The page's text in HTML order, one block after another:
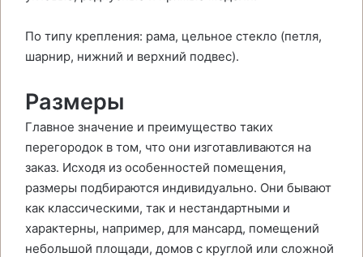
По типу крепления: рама, цельное стекло (петля,
шарнир, нижний и верхний подвес).
Размеры
Главное значение и преимущество таких
перегородок в том, что они изготавливаются на
заказ. Исходя из особенностей помещения,
размеры подбираются индивидуально. Они бывают
как классическими, так и нестандартными и
характерны, например, для мансард, помещений
небольшой площади, домов с круглой или сложной